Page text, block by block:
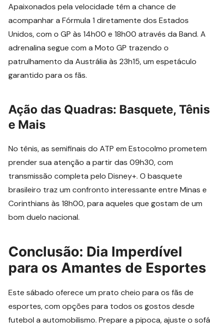
Apaixonados pela velocidade têm a chance de
acompanhar a Fórmula 1 diretamente dos Estados
Unidos, com o GP às 14h00 e 18h00 através da Band. A
adrenalina segue com a Moto GP trazendo o
patrulhamento da Austrália às 23h15, um espetáculo
garantido para os fãs.
Ação das Quadras: Basquete, Tênis
e Mais
No tênis, as semifinais do ATP em Estocolmo prometem
prender sua atenção a partir das 09h30, com
transmissão completa pelo Disney+. O basquete
brasileiro traz um confronto interessante entre Minas e
Corinthians às 18h00, para aqueles que gostam de um
bom duelo nacional.
Conclusão: Dia Imperdível
para os Amantes de Esportes
Este sábado oferece um prato cheio para os fãs de
esportes, com opções para todos os gostos desde
futebol a automobilismo. Prepare a pipoca, ajuste o sofá